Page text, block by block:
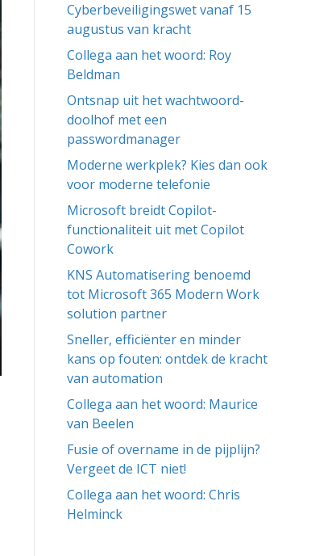
Cyberbeveiligingswet vanaf 15
augustus van kracht
Collega aan het woord: Roy
Beldman
Ontsnap uit het wachtwoord-
doolhof met een
passwordmanager
Moderne werkplek? Kies dan ook
voor moderne telefonie
Microsoft breidt Copilot-
functionaliteit uit met Copilot
Cowork
KNS Automatisering benoemd
tot Microsoft 365 Modern Work
solution partner
Sneller, efficiënter en minder
kans op fouten: ontdek de kracht
van automation
Collega aan het woord: Maurice
van Beelen
Fusie of overname in de pijplijn?
Vergeet de ICT niet!
Collega aan het woord: Chris
Helminck